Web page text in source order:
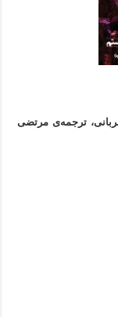
، ترجمەی مرتضی